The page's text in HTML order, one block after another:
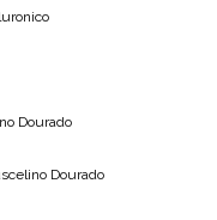
Dourado
Dourado